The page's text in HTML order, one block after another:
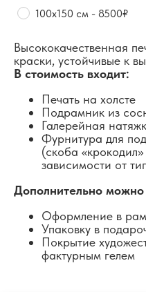
100х150 см - 8500₽
Высококачественная
краски, устойчивые к
В стоимость входит:
Печать на холсте
Подрамник из
Галерейная
Фурнитура для
(скоба
зависимости от
Дополнительно можно
Оформление в
Упаковку в
Покрытие
фактурным гелем